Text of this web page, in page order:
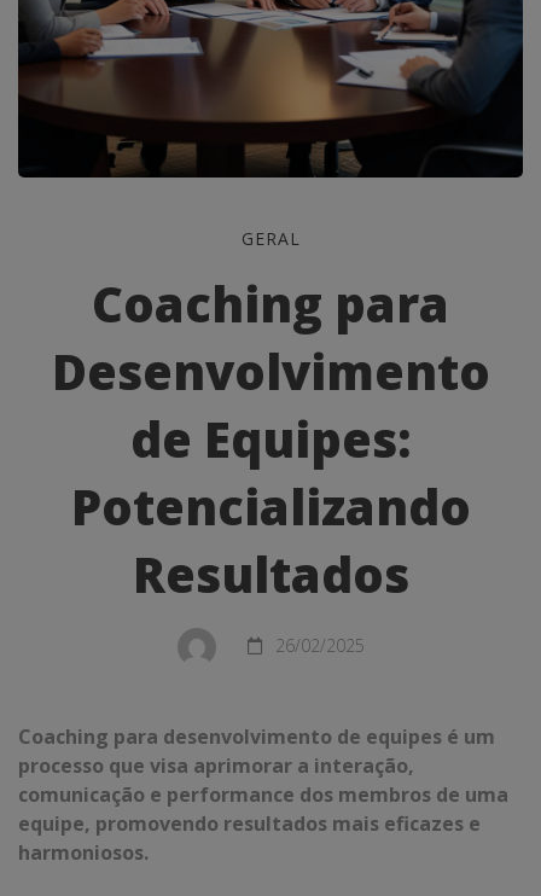
para
Desenvolvimento
de
Equipes:
Potencializando
Resultados
GERAL
Coaching para
Desenvolvimento
de Equipes:
Potencializando
Resultados
26/02/2025
Coaching para desenvolvimento de equipes é um
processo que visa aprimorar a interação,
comunicação e performance dos membros de uma
equipe, promovendo resultados mais eficazes e
harmoniosos.